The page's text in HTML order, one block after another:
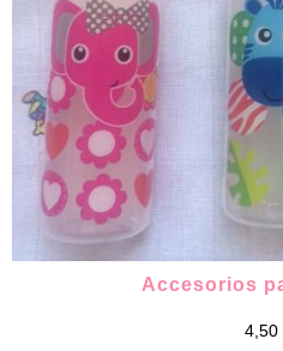
Accesorios
4,50